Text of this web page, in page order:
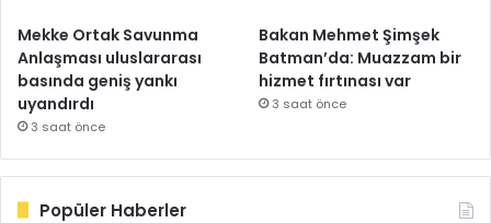
Mekke Ortak Savunma
Anlaşması uluslararası
basında geniş yankı
uyandırdı
3 saat önce
Bakan Mehmet Şimşek
Batman’da: Muazzam bir
hizmet fırtınası var
3 saat önce
Popüler Haberler